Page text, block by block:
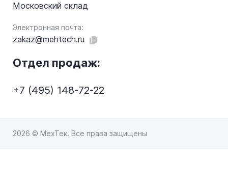
Московский склад
Электронная почта:
zakaz@mehtech.ru
Отдел продаж:
+7 (495) 148-72-22
2026 © МехТек. Все права защищены